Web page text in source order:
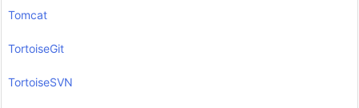
Tomcat
TortoiseGit
TortoiseSVN